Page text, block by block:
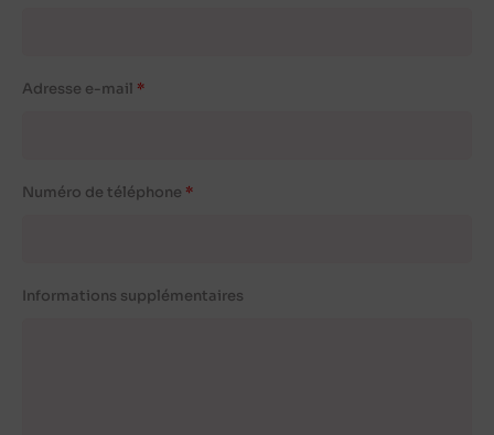
Adresse e-mail
Numéro de téléphone
Informations supplémentaires